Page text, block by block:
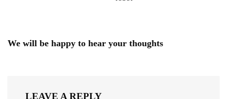
We will be happy to hear your thoughts
LEAVE A REPLY